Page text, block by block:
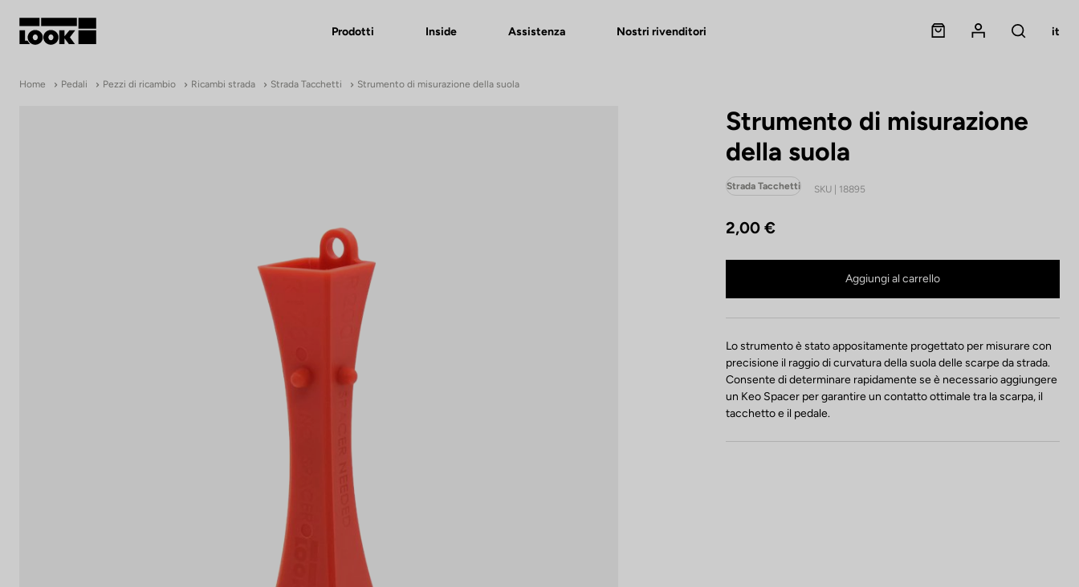
Prodotti Inside Assistenza Nostri rivenditori Panier
Mon compte
Rechercher
it
Home Pedali Pezzi di ricambio Ricambi strada Strada Tacchetti Strumento di misurazione della suola
Strumento di misurazione
della suola
Strada Tacchetti SKU | 18895
2,00 €
Aggiungi al carrello
Lo strumento è stato appositamente progettato per misurare con
precisione il raggio di curvatura della suola delle scarpe da strada.
Consente di determinare rapidamente se è necessario aggiungere
un Keo Spacer per garantire un contatto ottimale tra la scarpa, il
tacchetto e il pedale.